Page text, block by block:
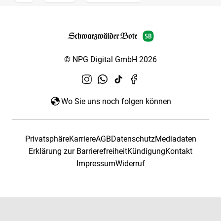
© NPG Digital GmbH 2026
Wo Sie uns noch folgen können
PrivatsphäreKarriereAGBDatenschutzMediadaten
Erklärung zur BarrierefreiheitKündigungKontakt
ImpressumWiderruf